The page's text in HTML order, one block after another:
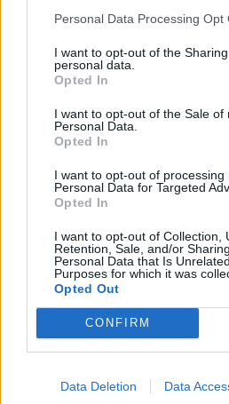
Personal Data Processing Opt
I want to opt-out of the
personal data.
Opted In
I want to opt-out of the Sale of
Personal Data.
Opted In
I want to opt-out of processing
Personal Data for Targeted
Opted In
I want to opt-out of Collection,
Retention, Sale, and/or
Personal Data that Is
Purposes for which it was
Opted Out
CONFIRM
Data Deletion Data
Navigation
l’article
Précédent
Sécurité Automobile
flashée à 221 km/h